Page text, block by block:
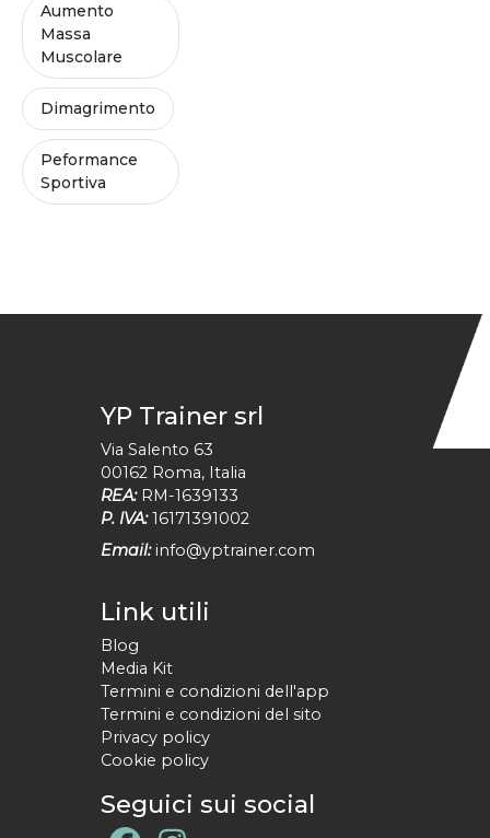
Aumento
Massa
Muscolare
Dimagrimento
Peformance
Sportiva
YP Trainer srl
Via Salento 63
00162 Roma, Italia
REA: RM-1639133
P. IVA: 16171391002
Email: info@yptrainer.com
Link utili
Blog
Media Kit
Termini e condizioni dell'app
Termini e condizioni del sito
Privacy policy
Cookie policy
Seguici sui social